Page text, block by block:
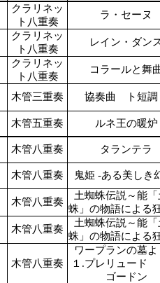
クラリネッ
ト八重奏
ラ・セーヌ
クラリネッ
ト八重奏
レイン・ダン
クラリネッ
ト八重奏
コラールと舞
木管三重奏 協奏曲 ト短
木管五重奏 ルネ王の暖炉
木管八重奏 タランテラ
木管八重奏 鬼姫 -ある美しき
木管八重奏
土蜘蛛伝説～能「
蛛」の物語による
木管八重奏
土蜘蛛伝説～能「
蛛」の物語による
木管八重奏
ワープランの墓
１.プレリュード
ゴードン